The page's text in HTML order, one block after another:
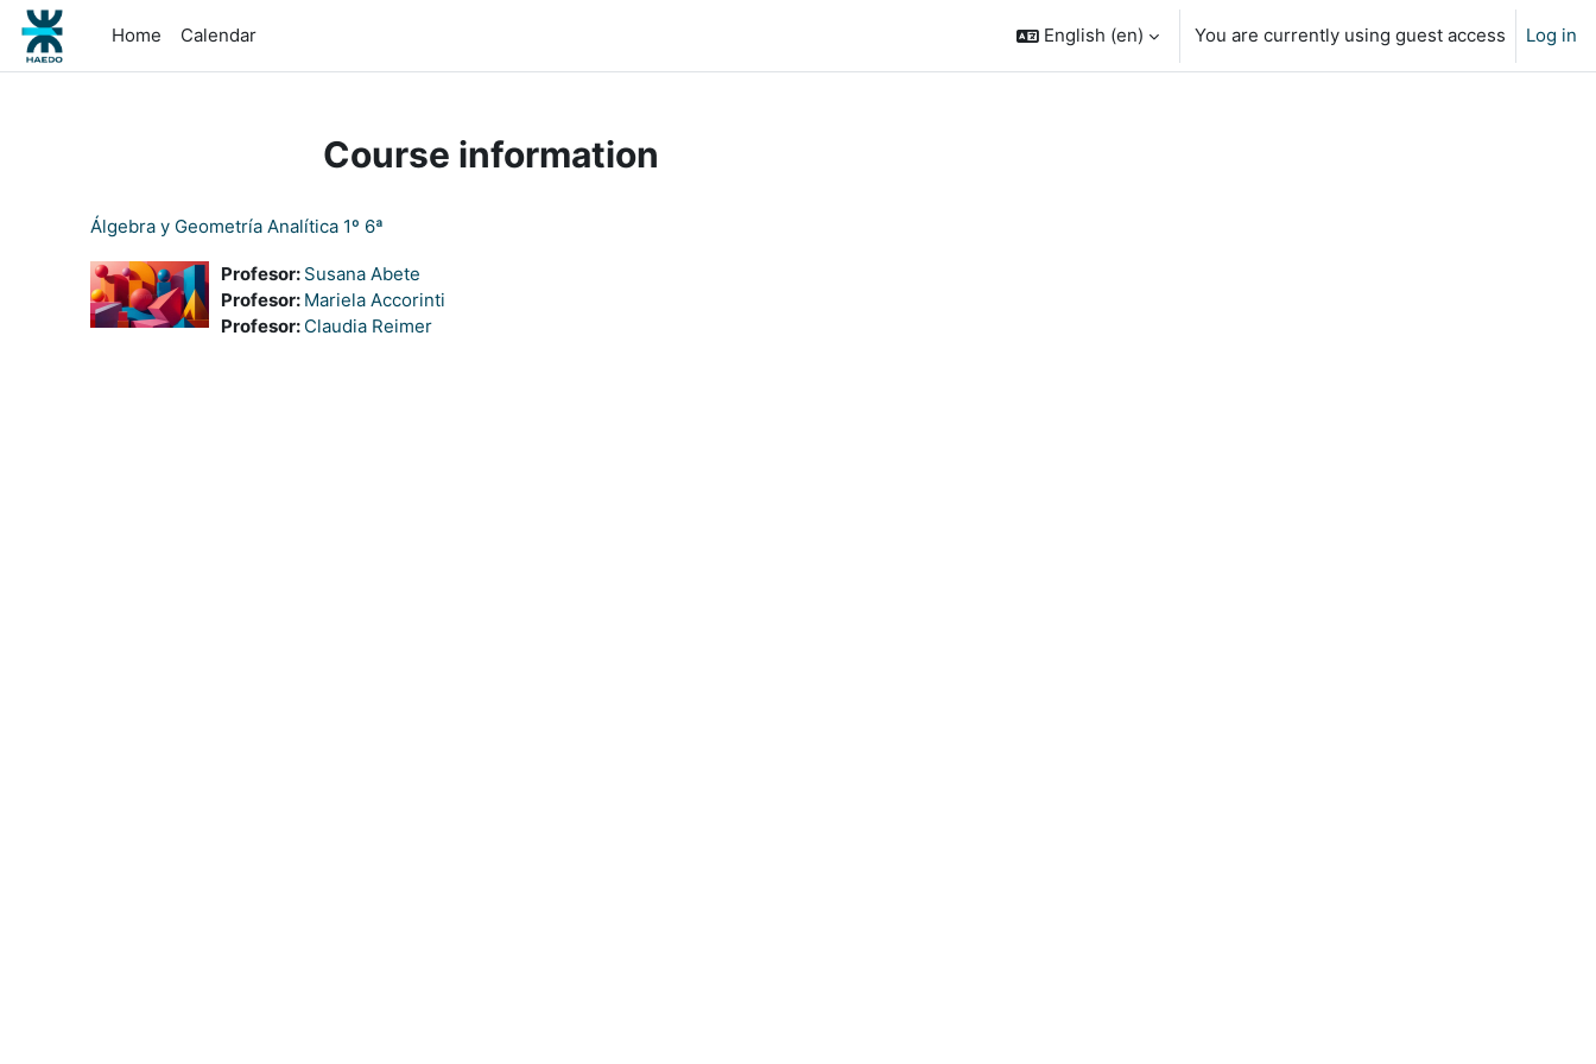
Skip to main content
Home
Calendar English ‎(en)‎ You are currently using guest access Log in
Course information
Álgebra y Geometría Analítica 1º 6ª
Profesor: Susana Abete
Profesor: Mariela Accorinti
Profesor: Claudia Reimer